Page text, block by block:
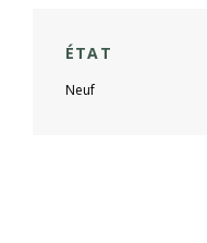
ÉTAT
Neuf